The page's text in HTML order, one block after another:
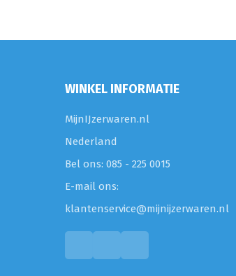
WINKEL INFORMATIE
MijnIJzerwaren.nl
Nederland
Bel ons: 085 - 225 0015
E-mail ons:
klantenservice@mijnijzerwaren.nl